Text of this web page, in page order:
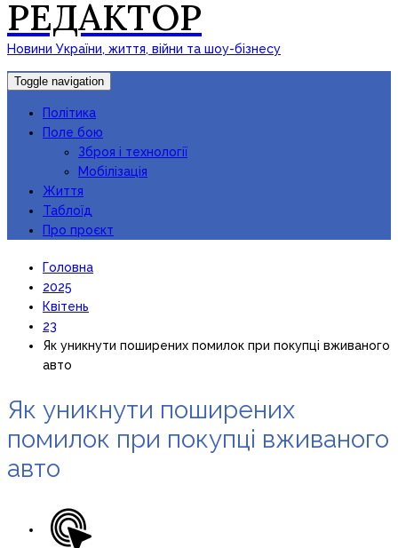
РЕДАКТОР
Новини України, життя, війни та шоу-бізнесу
Toggle navigation
Політика
Поле бою
Зброя і технології
Мобілізація
Життя
Таблоїд
Про проєкт
Головна
2025
Квітень
23
Як уникнути поширених помилок при покупці вживаного
авто
Як уникнути поширених
помилок при покупці вживаного
авто